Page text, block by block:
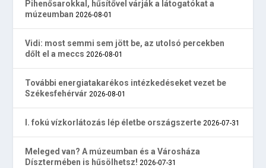
Pihenősarokkal, hűsítővel várják a látogatókat a
múzeumban 2026-08-01
Vidi: most semmi sem jött be, az utolsó percekben
dőlt el a meccs 2026-08-01
További energiatakarékos intézkedéseket vezet be
Székesfehérvár 2026-08-01
I. fokú vízkorlátozás lép életbe országszerte 2026-07-31
Meleged van? A múzeumban és a Városháza
Dísztermében is hűsölhetsz! 2026-07-31